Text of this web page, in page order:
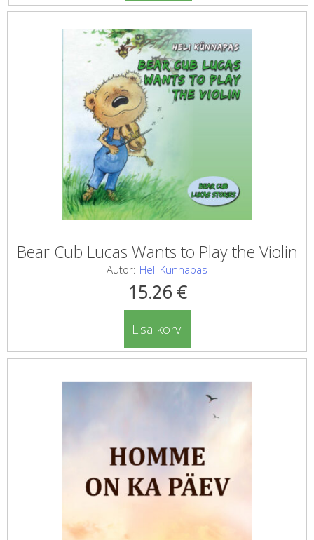
Bear Cub Lucas Wants to Play the Violin
Autor: Heli Künnapas
15.26 €
Lisa korvi